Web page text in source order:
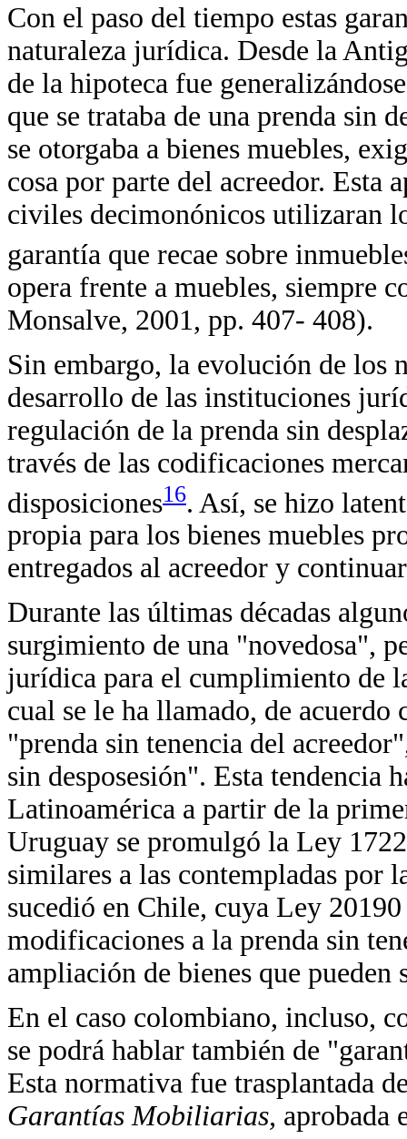
Con el paso del tiempo estas
naturaleza jurídica. Desde la
de la hipoteca fue
que se trataba de una prenda sin
se otorgaba a bienes muebles,
cosa por parte del acreedor. Esta
civiles decimonónicos utilizaran
garantía que recae sobre
opera frente a muebles, siempre
Monsalve, 2001, pp. 407- 408).
Sin embargo, la evolución de los
desarrollo de las instituciones
regulación de la prenda sin
través de las codificaciones
disposiciones16. Así, se hizo
propia para los bienes muebles
entregados al acreedor y
Durante las últimas décadas
surgimiento de una "novedosa",
jurídica para el cumplimiento de
cual se le ha llamado, de
"prenda sin tenencia del
sin desposesión". Esta tendencia
Latinoamérica a partir de la
Uruguay se promulgó la Ley
similares a las contempladas
sucedió en Chile, cuya Ley
modificaciones a la prenda sin
ampliación de bienes que
En el caso colombiano, incluso,
se podrá hablar también de
Esta normativa fue trasplantada
Garantías Mobiliarias, aprobada